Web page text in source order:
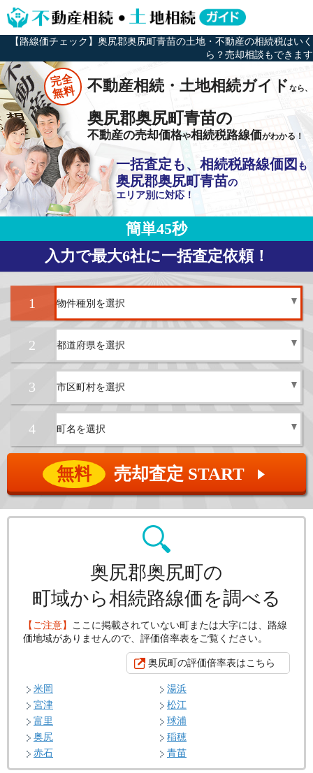
【路線価チェック】奥尻郡奥尻町青苗の土地・不動産の相続税はいく
ら？売却相談もできます
完全
無料 不動産相続・土地相続ガイドなら、
奥尻郡奥尻町青苗の
不動産の売却価格や相続税路線価がわかる！
一括査定も、相続税路線価図 も
奥尻郡奥尻町青苗の
エリア別に対応！
簡単45秒
入力で最大6社に一括査定依頼！
1
2
3
4
無料 売却査定 START ▲
奥尻郡奥尻町の
町域から相続路線価を調べる
【ご注意】 ここに掲載されていない町または大字には、路線
価地域がありませんので、評価倍率表をご覧ください。
奥尻町の評価倍率表はこちら
米岡
湯浜
宮津
松江
富里
球浦
奥尻
稲穂
赤石
青苗